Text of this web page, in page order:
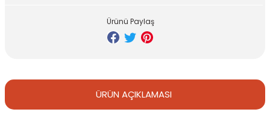
Ürünü Paylaş
ÜRÜN AÇIKLAMASI